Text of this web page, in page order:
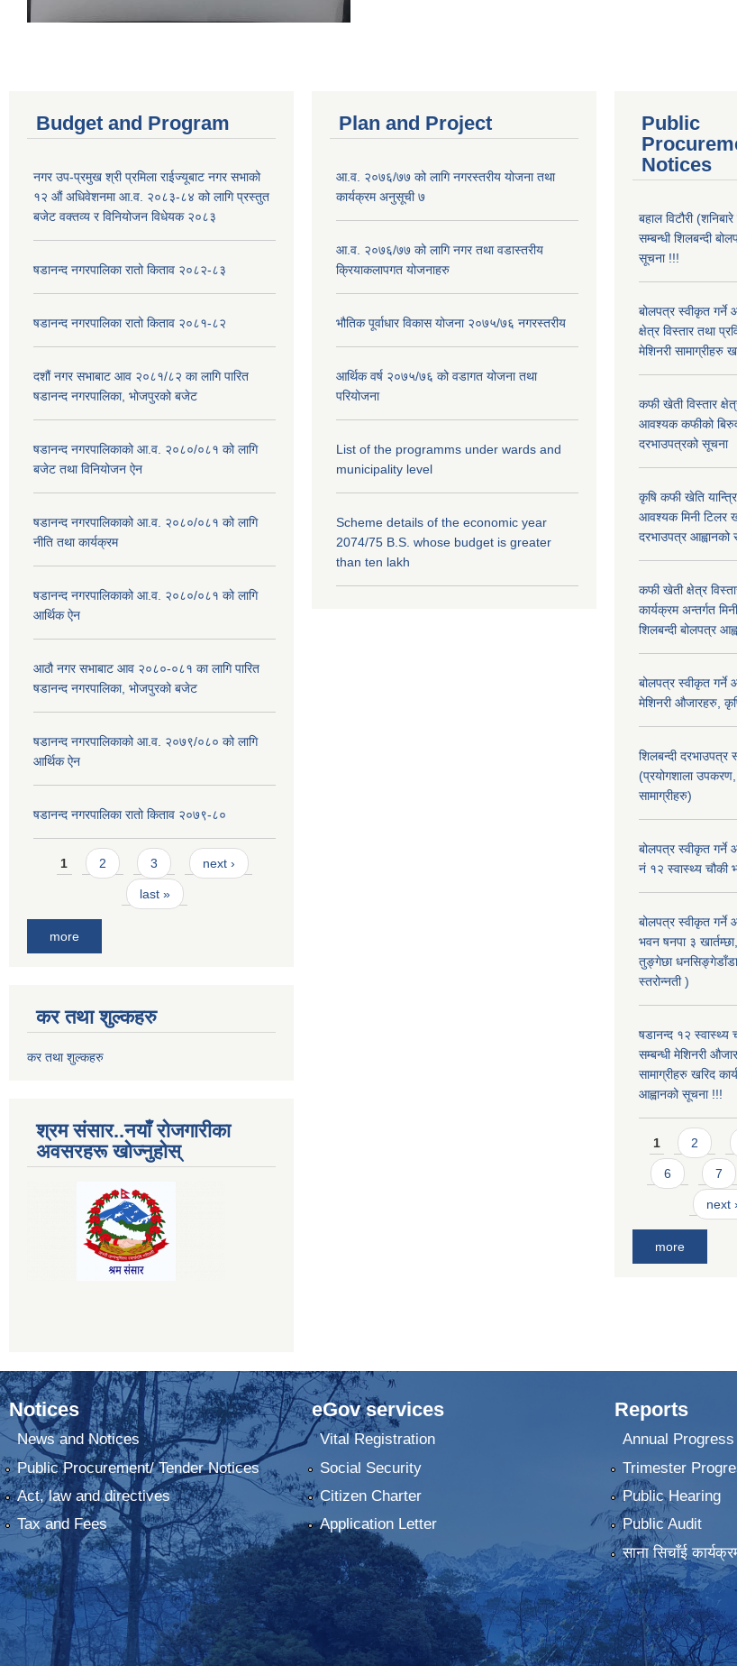
Budget and Program
नगर उप-प्रमुख श्री प्रमिला राईज्यूबाट नगर सभाको
१२ ‍औं अधिवेशनमा आ.व. २०८३-८४ को लागि प्रस्तुत
बजेट वक्तव्य र विनियोजन विधेयक २०८३
षडानन्द नगरपालिका रातो किताव २०८२-८३
षडानन्द नगरपालिका रातो किताव २०८१-८२
दशौं नगर सभाबाट आव २०८१/८२ का लागि पारित
षडानन्द नगरपालिका, भोजपुरको बजेट
षडानन्द नगरपालिकाको आ.व. २०८०/०८१ को लागि
बजेट तथा विनियोजन ऐन
षडानन्द नगरपालिकाको आ.व. २०८०/०८१ को लागि
नीति तथा कार्यक्रम
षडानन्द नगरपालिकाको आ.व. २०८०/०८१ को लागि
आर्थिक ऐन
आठौ नगर सभाबाट आव २०८०-०८१ का लागि पारित
षडानन्द नगरपालिका, भोजपुरको बजेट
षडानन्द नगरपालिकाको आ.व. २०७९/०८० को लागि
आर्थिक ऐन
षडानन्द नगरपालिका रातो किताव २०७९-८०
Pages
1 2 3 next ›
last »
more
कर तथा शुल्कहरु
कर तथा शुल्कहरु
श्रम संसार..नयाँ रोजगारीका
अवसरहरू खोज्नुहोस्
Plan and Project
आ.व. २०७६/७७ को लागि नगरस्तरीय योजना तथा
कार्यक्रम अनुसूची ७
आ.व. २०७६/७७ को लागि नगर तथा वडास्तरीय
क्रियाकलापगत योजनाहरु
भौतिक पूर्वाधार विकास योजना २०७५/७६ नगरस्तरीय
आर्थिक वर्ष २०७५/७६ को वडागत योजना तथा
परियोजना
List of the programms under wards and
municipality level
Scheme details of the economic year
2074/75 B.S. whose budget is greater
than ten lakh
Public
Notices
बहाल विटौरी
सम्बन्धी शिलबन्दी
सूचना !!!
बोलपत्र स्वीकृत
क्षेत्र विस्तार तथा
मेशिनरी सामाग्रीहरु
कफी खेती विस्तार
आवश्यक कफीको
दरभाउपत्रको सूचना
कृषि कफी खेति
आवश्यक मिनी टिलर
दरभाउपत्र आह्वानको
कफी खेती क्षेत्र
कार्यक्रम अन्तर्गत
शिलबन्दी बोलपत्र
बोलपत्र स्वीकृत गर्ने
मेशिनरी औजारहरु,
शिलबन्दी
(प्रयोगशाला
सामाग्रीहरु)
बोलपत्र स्वीकृत
नं १२ स्वास्थ्य चौकी
बोलपत्र स्वीकृत
भवन षनपा ३
तुङ्गेछा
स्तरोन्नती )
षडानन्द १२ स्वास्थ्य
सम्बन्धी मेशिनरी
सामाग्रीहरु खरिद
आह्वानको सूचना !!!
Pages
1 2
6 7
next ›
more
Notices
News and Notices
Public Procurement/ Tender Notices
Act, law and directives
Tax and Fees
eGov services
Vital Registration
Social Security
Citizen Charter
Application Letter
Reports
Annual
Trimester
Public Hearing
Public Audit
साना सिचाँई